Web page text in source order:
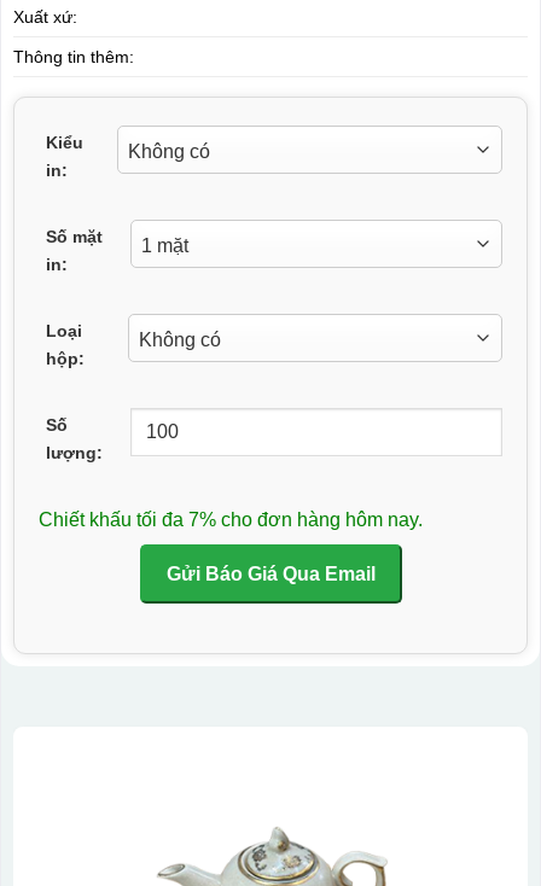
Xuất xứ:
Thông tin thêm:
Kiểu
in:
Số mặt
in:
Loại
hộp:
Số
lượng:
Chiết khấu tối đa 7% cho đơn hàng hôm nay.
Gửi Báo Giá Qua Email